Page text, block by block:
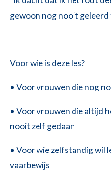
gewoon nog nooit geleerd
Voor wie is deze les?
• Voor vrouwen die nog
• Voor vrouwen die altijd
nooit zelf gedaan
• Voor wie zelfstandig wil
vaarbewijs